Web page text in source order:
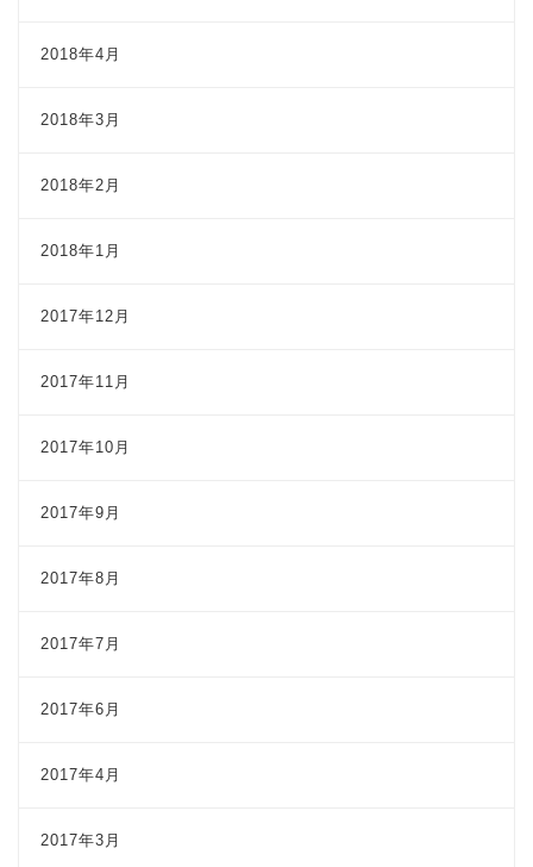
2018年4月
2018年3月
2018年2月
2018年1月
2017年12月
2017年11月
2017年10月
2017年9月
2017年8月
2017年7月
2017年6月
2017年4月
2017年3月